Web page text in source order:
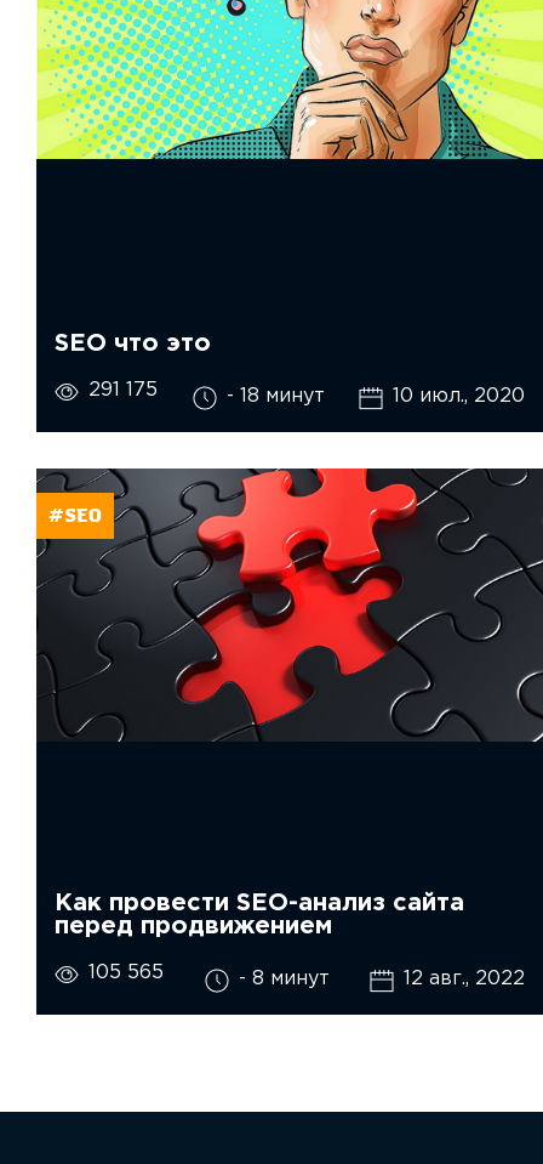
SEO что это
291 175 - 18 минут 10 июл., 2020
#SEO
Как провести SEO-анализ сайта
перед продвижением
105 565 - 8 минут 12 авг., 2022